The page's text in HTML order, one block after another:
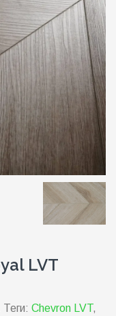
LVT
Теги: Chevron LVT,